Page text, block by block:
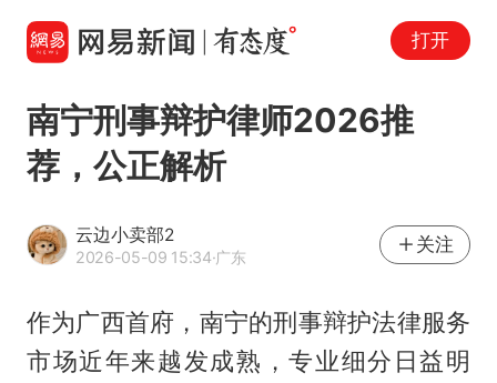
打开
南宁刑事辩护律师2026推
荐，公正解析
云边小卖部2
2026-05-09 15:34·广东
关注
作为广西首府，南宁的刑事辩护法律服务
市场近年来越发成熟，专业细分日益明